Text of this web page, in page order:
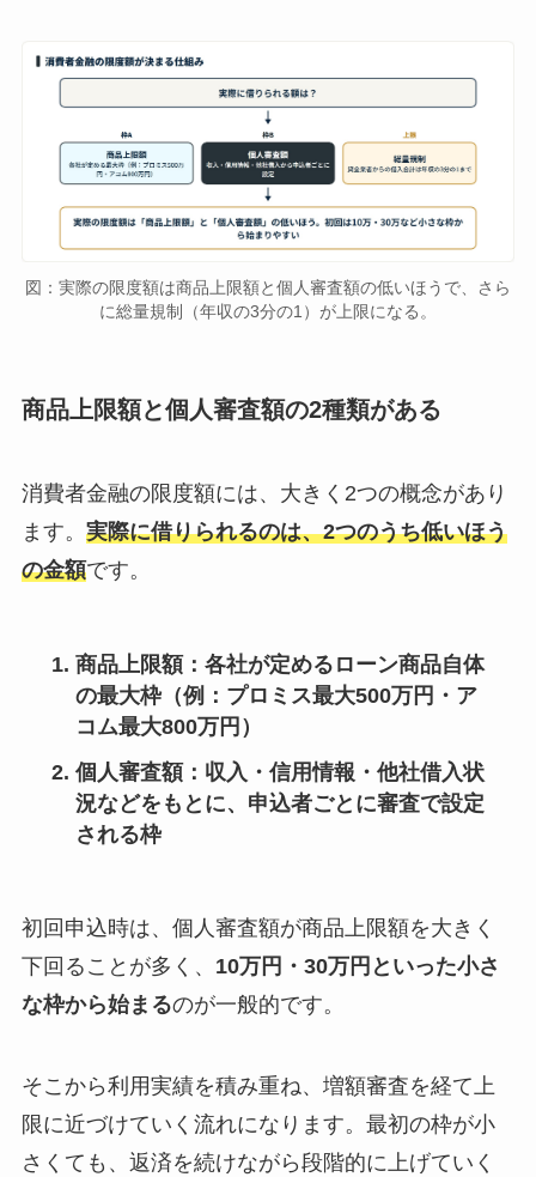
図：実際の限度額は商品上限額と個人審査額の低いほうで、さら
に総量規制（年収の3分の1）が上限になる。
商品上限額と個人審査額の2種類がある
消費者金融の限度額には、大きく2つの概念があり
ます。 実際に借りられるのは、2つのうち低いほう
の金額です。
商品上限額：各社が定めるローン商品自体
の最大枠（例：プロミス最大500万円・ア
コム最大800万円）
個人審査額：収入・信用情報・他社借入状
況などをもとに、申込者ごとに審査で設定
される枠
初回申込時は、個人審査額が商品上限額を大きく
下回ることが多く、 10万円・30万円といった小さ
な枠から始まるのが一般的です。
そこから利用実績を積み重ね、増額審査を経て上
限に近づけていく流れになります。最初の枠が小
さくても、返済を続けながら段階的に上げていく